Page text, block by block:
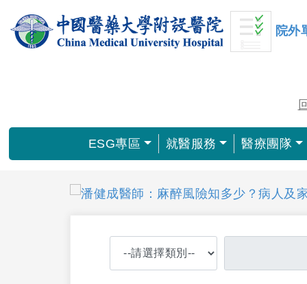
院外
ESG專區 就醫服務 醫療團隊